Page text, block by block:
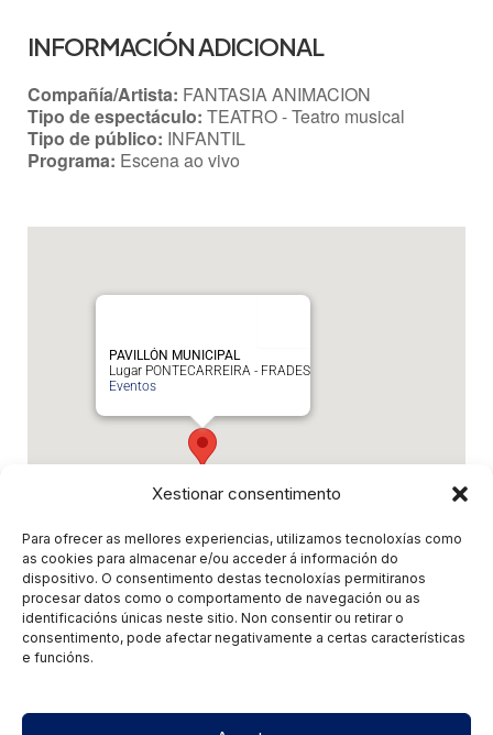
Xestionar consentimento
Para ofrecer as mellores experiencias, utilizamos tecnoloxías como
as cookies para almacenar e/ou acceder á información do
dispositivo. O consentimento destas tecnoloxías permitiranos
procesar datos como o comportamento de navegación ou as
identificacións únicas neste sitio. Non consentir ou retirar o
consentimento, pode afectar negativamente a certas características
e funcións.
INFORMACIÓN ADICIONAL
Compañía/Artista: FANTASIA ANIMACION
Tipo de espectáculo: TEATRO - Teatro musical
Tipo de público: INFANTIL
Programa: Escena ao vivo
PAVILLÓN MUNICIPAL
Lugar PONTECARREIRA - FRADES
Eventos
Eventos relacionados
"Sombra da Memoria" - FANTASIA
ANIMACION